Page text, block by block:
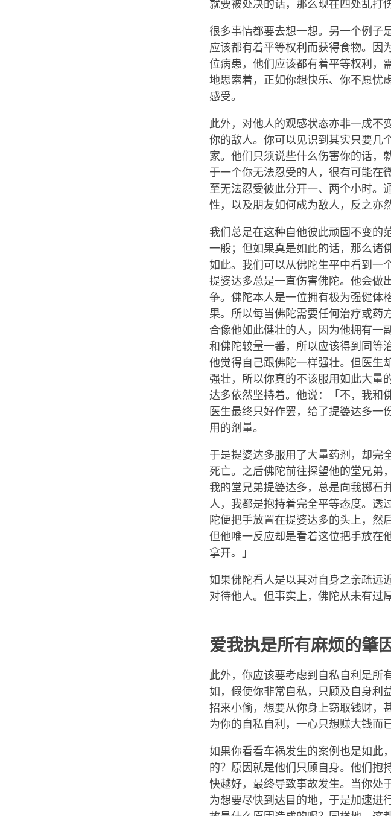
就要被处决的话，那么现在四处乱打
很多事情都要去想一想。另一个例子
应该都有着平等权利而获得食物。因
位病患，他们应该都有着平等权利，
地思索着，正如你想快乐、你不愿忧
感受。
此外，对他人的观感状态亦非一成不
你的敌人。你可以见识到其实只要几
家。他们只须说些什么伤害你的话，
于一个你无法忍受的人，很有可能在
至无法忍受彼此分开一、两个小时。
性，以及朋友如何成为敌人，反之亦然
我们总是在这种自他彼此顽固不变的
一般；但如果真是如此的话，那么诸
如此。我们可以从佛陀生平中看到一
提婆达多总是一直伤害佛陀。他会做
争。佛陀本人是一位拥有极为强健体
果。所以每当佛陀需要任何治疗或药
合像他如此健壮的人，因为他拥有一
和佛陀较量一番，所以应该得到同等
他觉得自己跟佛陀一样强壮。但医生
强壮，所以你真的不该服用如此大量
达多依然坚持着。他说：「不，我和
医生最终只好作罢，给了提婆达多一
用的剂量。
于是提婆达多服用了大量药剂，却完
死亡。之后佛陀前往探望他的堂兄弟
我的堂兄弟提婆达多，总是向我掷石
人，我都是抱持着完全平等态度。透
陀便把手放置在提婆达多的头上，然
但他唯一反应却是看着这位把手放在
拿开。」
如果佛陀看人是以其对自身之亲疏远
对待他人。但事实上，佛陀从未有过
爱我执是所有麻烦的肇
此外，你应该要考虑到自私自利是所
如，假使你非常自私，只顾及自身利
招来小偷，想要从你身上窃取钱财，
为你的自私自利，一心只想赚大钱而已
如果你看看车祸发生的案例也是如此
的？原因就是他们只顾自身。他们抱
快越好，最终导致事故发生。当你处
为想要尽快到达目的地，于是加速进